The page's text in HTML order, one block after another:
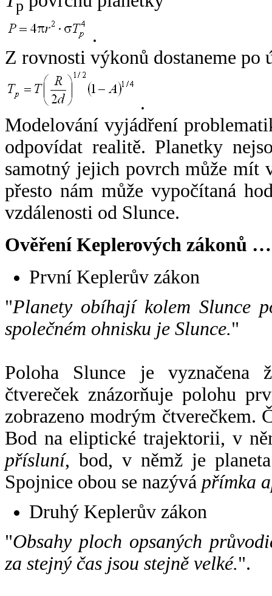
p
.
Z rovnosti výkonů dostaneme po
.
Modelování vyjádření
odpovídat realitě. Planetky
samotný jejich povrch může mít
přesto nám může vypočítaná
vzdálenosti od Slunce.
Ověření Keplerových zákonů …
První Keplerův zákon
"Planety obíhají kolem Slunce
společném ohnisku je Slunce."
Poloha Slunce je vyznačena
čtvereček znázorňuje polohu
zobrazeno modrým čtverečkem.
Bod na eliptické trajektorii, v
přísluní, bod, v němž je
Spojnice obou se nazývá přímka
Druhý Keplerův zákon
"Obsahy ploch opsaných
za stejný čas jsou stejně velké.".